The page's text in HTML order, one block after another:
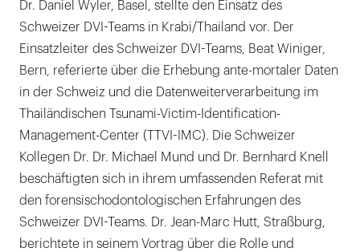
Dr. Daniel Wyler, Basel, stellte den Einsatz des
Schweizer DVI-Teams in Krabi/Thailand vor. Der
Einsatzleiter des Schweizer DVI-Teams, Beat Winiger,
Bern, referierte über die Erhebung ante-mortaler Daten
in der Schweiz und die Datenweiterverarbeitung im
Thailändischen Tsunami-Victim-Identification-
Management-Center (TTVI-IMC). Die Schweizer
Kollegen Dr. Dr. Michael Mund und Dr. Bernhard Knell
beschäftigten sich in ihrem umfassenden Referat mit
den forensischodontologischen Erfahrungen des
Schweizer DVI-Teams. Dr. Jean-Marc Hutt, Straßburg,
berichtete in seinem Vortrag über die Rolle und